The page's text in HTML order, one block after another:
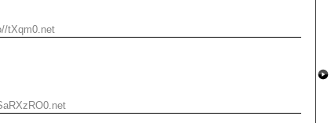
tXqm0.net